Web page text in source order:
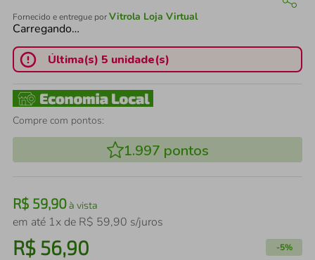
Fornecido e entregue porVitrola Loja Virtual
Carregando…
Última(s) 5 unidade(s)
Compre com pontos:
1.997 pontos
R$ 59,90à vista
em até 1x de R$ 59,90 s/juros
R$ 56,90 -5%